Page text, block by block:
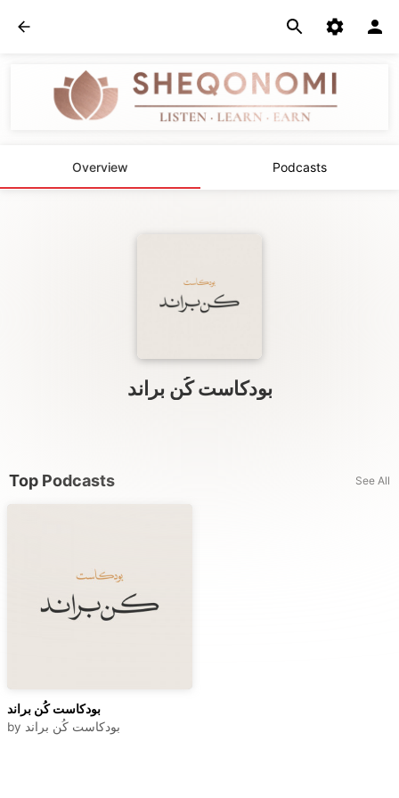
Overview Podcasts
بودكاست كُن براند
Top Podcasts See All
بودكاست كُن براند
by بودكاست كُن براند